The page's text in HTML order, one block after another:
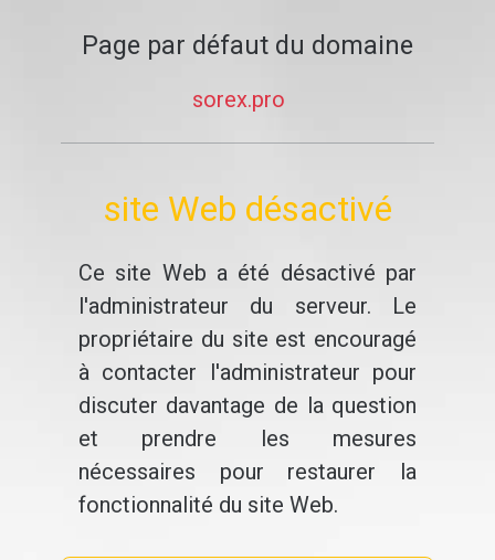
Page par défaut du domaine
sorex.pro
site Web désactivé
Ce site Web a été désactivé par
l'administrateur du serveur. Le
propriétaire du site est encouragé
à contacter l'administrateur pour
discuter davantage de la question
et prendre les mesures
nécessaires pour restaurer la
fonctionnalité du site Web.